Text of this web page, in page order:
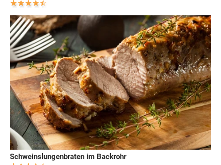
Schweinslungenbraten im Backrohr